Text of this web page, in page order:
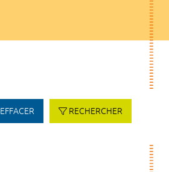
EFFACER RECHERCHER